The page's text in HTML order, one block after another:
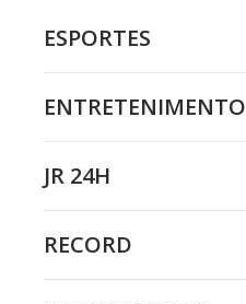
ESPORTES
ENTRETENIMENTO
JR 24H
RECORD